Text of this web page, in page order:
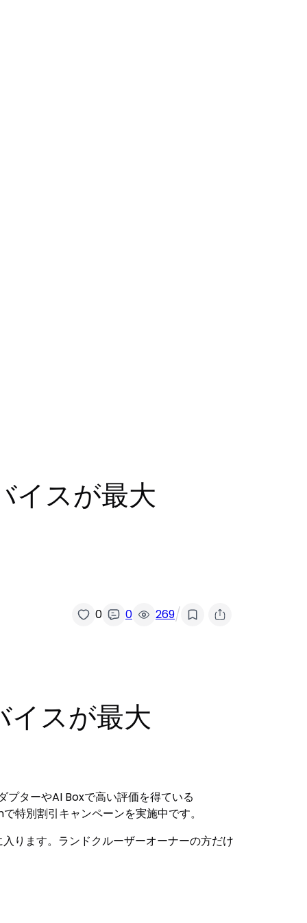
イスが最大
0 0 269/
イスが最大
ターやAI Boxで高い評価を得ている
特別割引キャンペーンを実施中です。
ります。ランドクルーザーオーナーの方だけ